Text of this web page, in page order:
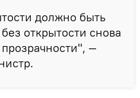
должно быть
открытости снова
—